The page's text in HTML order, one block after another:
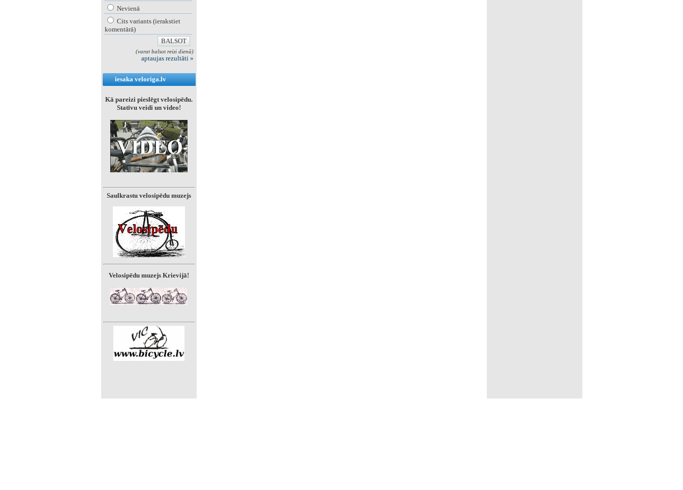
Nevienā
Cits variants (ierakstiet
komentārā)
(varat balsot reizi dienā)
aptaujas rezultāti »
iesaka veloriga.lv
Kā pareizi pieslēgt velosipēdu.
Statīvu veidi un video!
Saulkrastu velosipēdu muzejs
Velosipēdu muzejs Krievijā!